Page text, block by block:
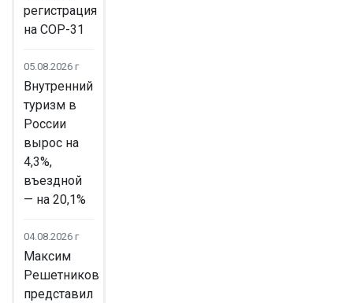
регистрация
на COP-31
05.08.2026 г
Внутренний
туризм в
России
вырос на
4,3%,
въездной
— на 20,1%
04.08.2026 г
Максим
Решетников
представил